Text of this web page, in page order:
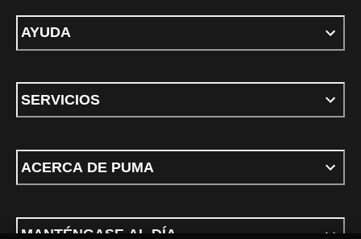
AYUDA
SERVICIOS
ACERCA DE PUMA
MANTÉNGASE AL DÍA